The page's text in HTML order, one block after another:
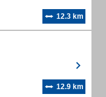
12.3 km
12.9 km